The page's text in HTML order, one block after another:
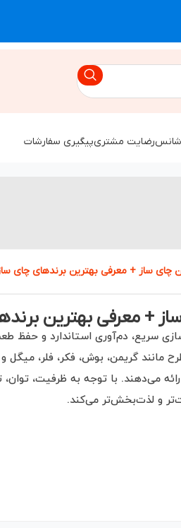
شانسرضایت مشتریپیگیری سفارشات
چای ساز + معرفی بهترین برندهای چای
+ معرفی بهترین
سریع، دم‌آوری استاندارد و حفظ
مانند گریمن، بوش، فکر، فلر،
می‌دهند. با توجه به ظرفیت،
و لذت‌بخش‌تر می‌کند.